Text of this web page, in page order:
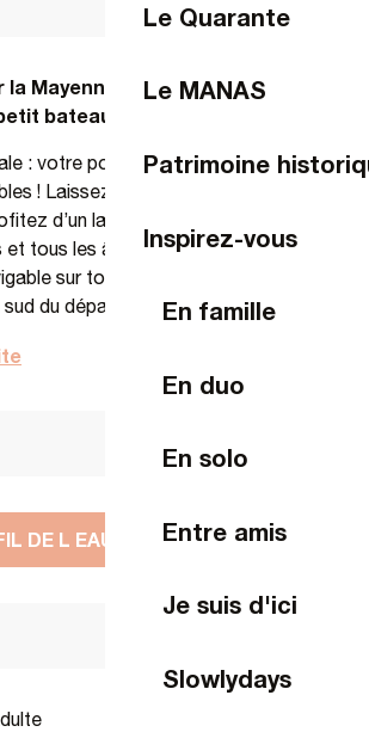
Le Quarante
Le MANAS
Patrimoine
Inspirez-vous
En famille
En duo
En solo
Entre amis
Je suis d'ici
Slowlydays
la Mayenne, et découvrez Laval
bateau éléctrique !
: votre point de départ pour des
! Laissez-vous tenter par
d’un large choix d’activités pour
et tous les âges. La Mayenne est
sur toute sa longueur, soit 85
sud du département. Elle offre...
FIL DE L EAU 2026